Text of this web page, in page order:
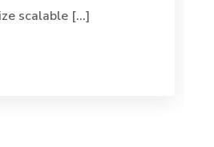
scalable [...]